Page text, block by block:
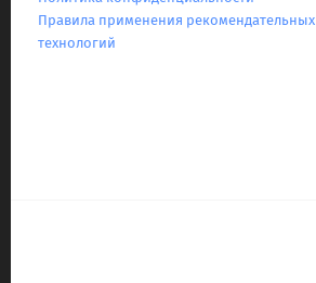
Правила применения рекомендательных
технологий